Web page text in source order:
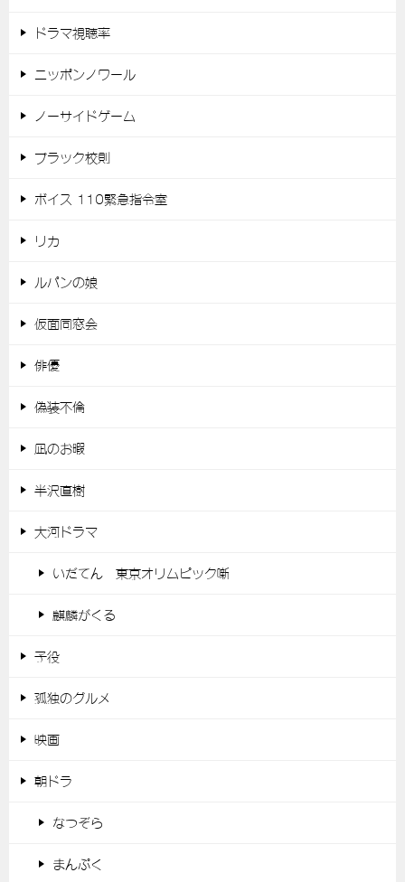
ドラマ視聴率
ニッポンノワール
ノーサイドゲーム
ブラック校則
ボイス 110緊急指令室
リカ
ルパンの娘
仮面同窓会
俳優
偽装不倫
凪のお暇
半沢直樹
大河ドラマ
いだてん 東京オリムピック噺
麒麟がくる
子役
孤独のグルメ
映画
朝ドラ
なつぞら
まんぷく